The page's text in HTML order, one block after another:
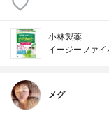
小林製薬
イージーファイ
メグ